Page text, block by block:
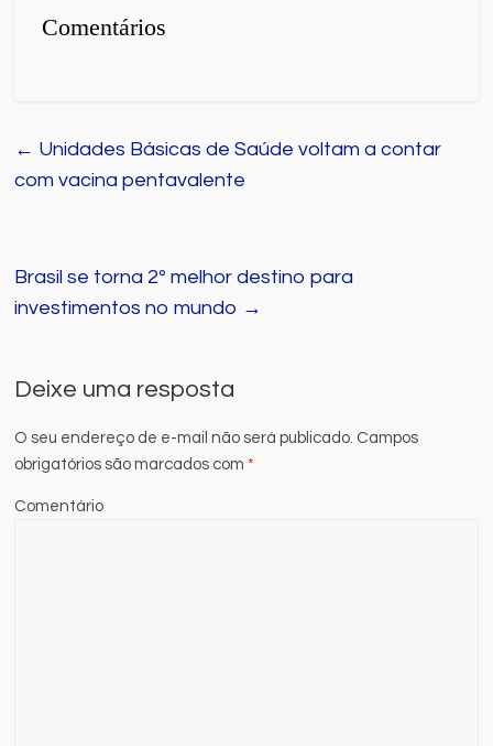
Comentários
← Unidades Básicas de Saúde voltam a contar
com vacina pentavalente
Brasil se torna 2º melhor destino para
investimentos no mundo →
Deixe uma resposta
O seu endereço de e-mail não será publicado. Campos
obrigatórios são marcados com*
Comentário